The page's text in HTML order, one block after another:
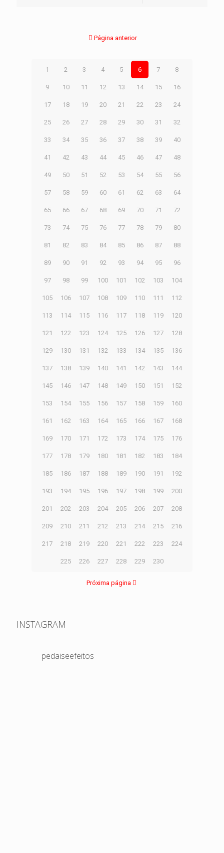
Página anterior
1 2 3 4 5 6 7 8
9 10 11 12 13 14 15 16
17 18 19 20 21 22 23 24
25 26 27 28 29 30 31 32
33 34 35 36 37 38 39 40
41 42 43 44 45 46 47 48
49 50 51 52 53 54 55 56
57 58 59 60 61 62 63 64
65 66 67 68 69 70 71 72
73 74 75 76 77 78 79 80
81 82 83 84 85 86 87 88
89 90 91 92 93 94 95 96
97 98 99 100 101 102 103 104
105 106 107 108 109 110 111 112
113 114 115 116 117 118 119 120
121 122 123 124 125 126 127 128
129 130 131 132 133 134 135 136
137 138 139 140 141 142 143 144
145 146 147 148 149 150 151 152
153 154 155 156 157 158 159 160
161 162 163 164 165 166 167 168
169 170 171 172 173 174 175 176
177 178 179 180 181 182 183 184
185 186 187 188 189 190 191 192
193 194 195 196 197 198 199 200
201 202 203 204 205 206 207 208
209 210 211 212 213 214 215 216
217 218 219 220 221 222 223 224
225 226 227 228 229 230
Próxima página
INSTAGRAM
pedaiseefeitos